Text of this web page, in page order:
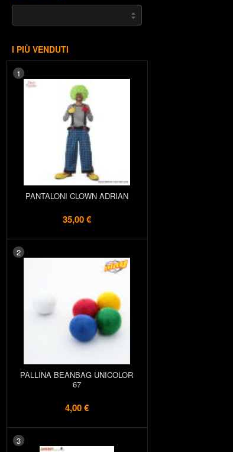
I PIÙ VENDUTI
1
PANTALONI CLOWN ADRIAN
35,00 €
2
PALLINA BEANBAG UNICOLOR
67
4,00 €
3